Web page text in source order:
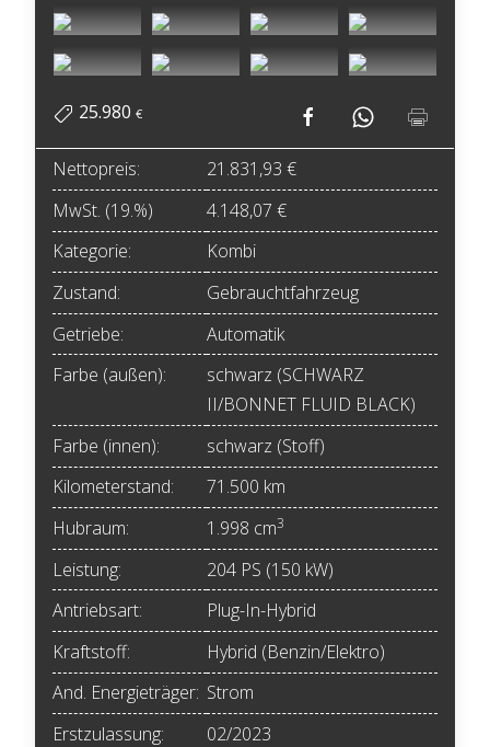
25.980 €
Nettopreis:
21.831,93 €
MwSt. (19.%)
4.148,07 €
Kategorie:
Kombi
Zustand:
Gebrauchtfahrzeug
Getriebe:
Automatik
Farbe (außen):
schwarz (SCHWARZ
II/BONNET FLUID BLACK)
Farbe (innen):
schwarz (Stoff)
Kilometerstand:
71.500 km
Hubraum:
1.998 cm3
Leistung:
204 PS (150 kW)
Antriebsart:
Plug-In-Hybrid
Kraftstoff:
Hybrid (Benzin/Elektro)
And. Energieträger: Strom
Erstzulassung:
02/2023